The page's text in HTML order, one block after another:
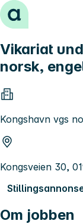
Hopp til innhold
Vikariat
norsk,
Kongshavn vgs
Kongsveien 30,
Om jobben